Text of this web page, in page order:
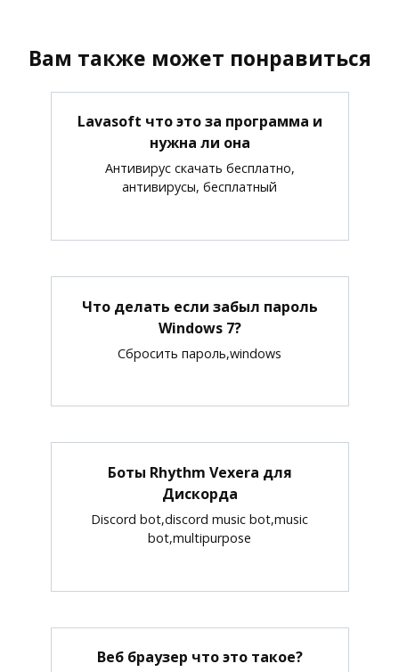
Вам также может понравиться
Lavasoft что это за программа и
нужна ли она
Антивирус скачать бесплатно,
антивирусы, бесплатный
Что делать если забыл пароль
Windows 7?
Сбросить пароль,windows
Боты Rhythm Vexera для
Дискорда
Discord bot,discord music bot,music
bot,multipurpose
Веб браузер что это такое?